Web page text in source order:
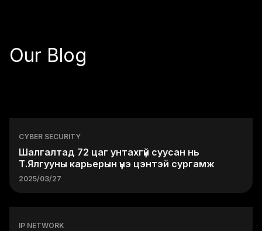
Our Blog
CYBER SECURITY
Шалгалтад 72 цаг унтахгүй суусан нь
Т.Ялгууны карьерын үнэ цэнтэй сургамж
2025/03/27
IP NETWORK